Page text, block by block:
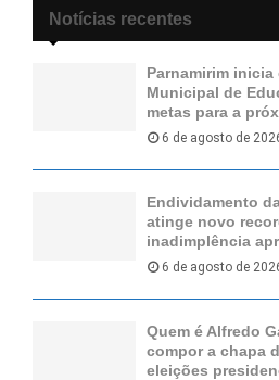
Notícias recentes
Parnamirim
Municipal de
metas para a
6 de agosto de
Endividamento
atinge novo
inadimplência
6 de agosto de
Quem é Alfredo
compor a chapa
eleições